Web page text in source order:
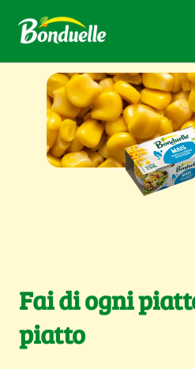
Fai di ogni
piatto